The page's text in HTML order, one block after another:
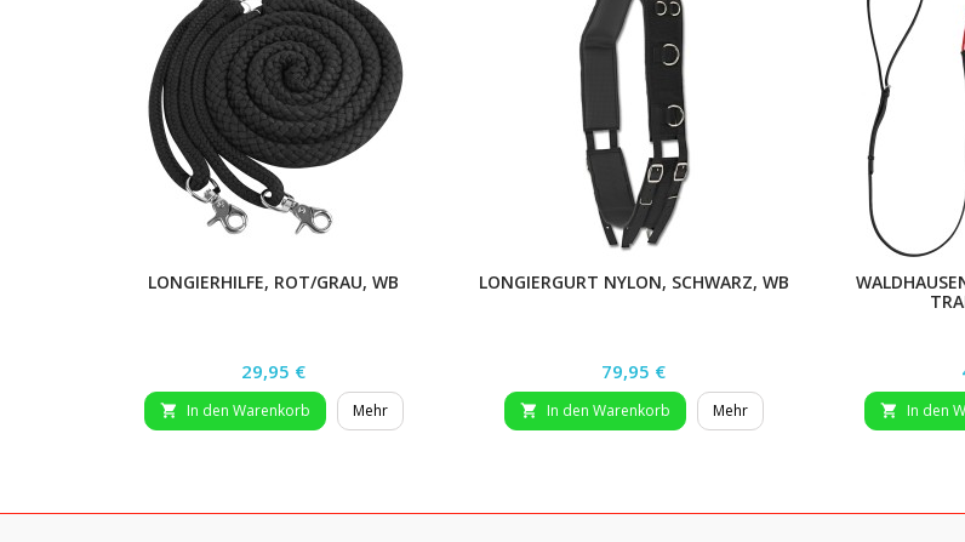
LONGIERHILFE, ROT/GRAU, WB
Preis
29,95 €
 In den Warenkorb Mehr
LONGIERGURT NYLON, SCHWARZ, WB
Preis
79,95 €
 In den Warenkorb Mehr  In den